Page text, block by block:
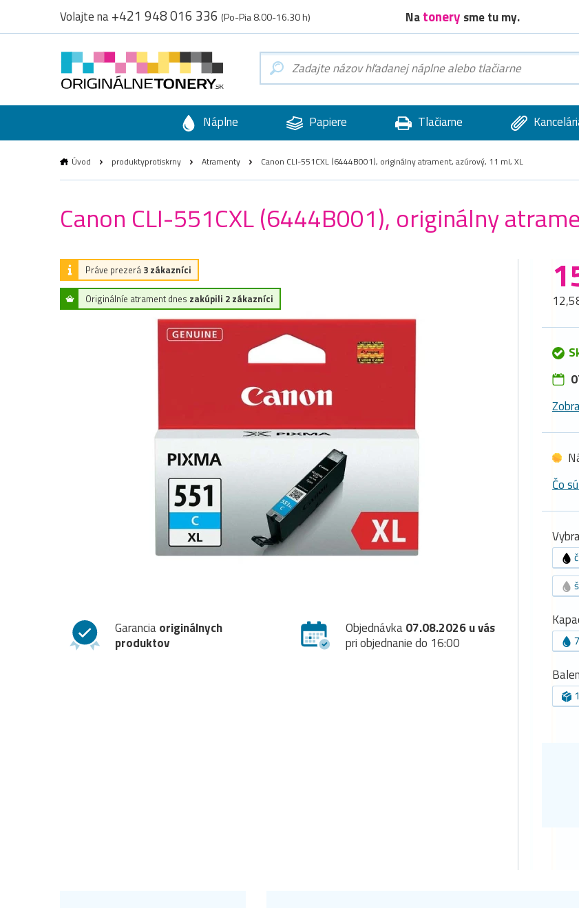
Volajte na+421 948 016 336 (Po-Pia 8.00-16.30 h) Natonery sme tu my.
Náplne Papiere Tlačiarne
Úvod produktyprotiskrny Atramenty Canon CLI-551CXL (6444B001), originálny atrament, azúrový, 11 ml, XL
Canon CLI-551CXL (6444B001), originálny
Práve prezerá 3 zákazníci
Originálníe atrament dnes zakúpili 2 zákazníci
Garanciaoriginálnych
produktov
Objednávka07.08.2026 u vás
pri objednanie do 16:00
Čo